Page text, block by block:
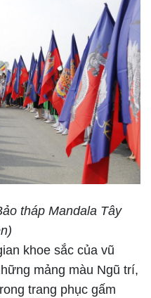
tháp Mandala Tây
khoe sắc của vũ
mảng màu Ngũ trí,
trang phục gấm